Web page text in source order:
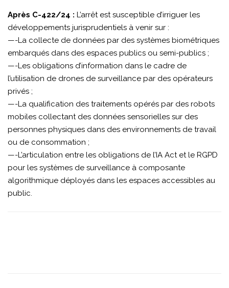
Après C-422/24 : L’arrêt est susceptible d’irriguer les
développements jurisprudentiels à venir sur :
—-La collecte de données par des systèmes biométriques
embarqués dans des espaces publics ou semi-publics ;
—-Les obligations d’information dans le cadre de
l’utilisation de drones de surveillance par des opérateurs
privés ;
—-La qualification des traitements opérés par des robots
mobiles collectant des données sensorielles sur des
personnes physiques dans des environnements de travail
ou de consommation ;
—-L’articulation entre les obligations de l’IA Act et le RGPD
pour les systèmes de surveillance à composante
algorithmique déployés dans les espaces accessibles au
public.